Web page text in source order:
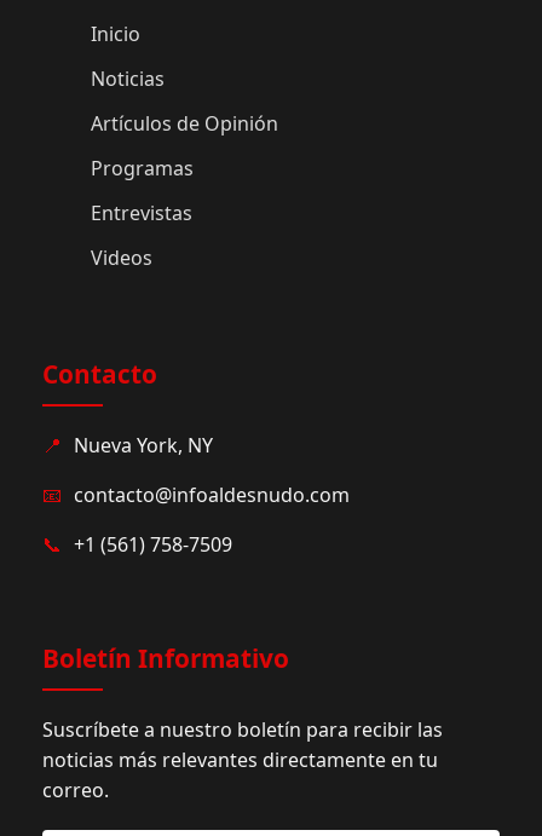
Inicio
Noticias
Artículos de Opinión
Programas
Entrevistas
Videos
Contacto
📍 Nueva York, NY
📧 contacto@infoaldesnudo.com
📞 +1 (561) 758-7509
Boletín Informativo
Suscríbete a nuestro boletín para recibir las
noticias más relevantes directamente en tu
correo.